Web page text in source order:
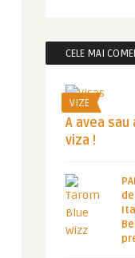
CELE MAI
VIZE
A avea
viza !